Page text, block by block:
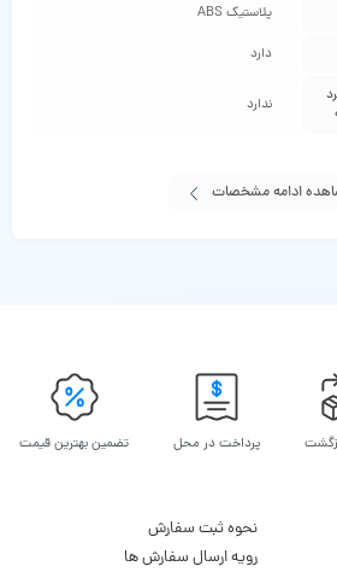
پلاستیک ABS
دارد
ندارد
ادامه مشخصات
پرداخت در محل تضمین بهترین قیمت
نحوه ثبت سفارش
رویه ارسال سفارش ها